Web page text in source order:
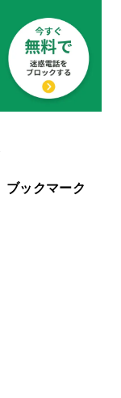
ブックマーク